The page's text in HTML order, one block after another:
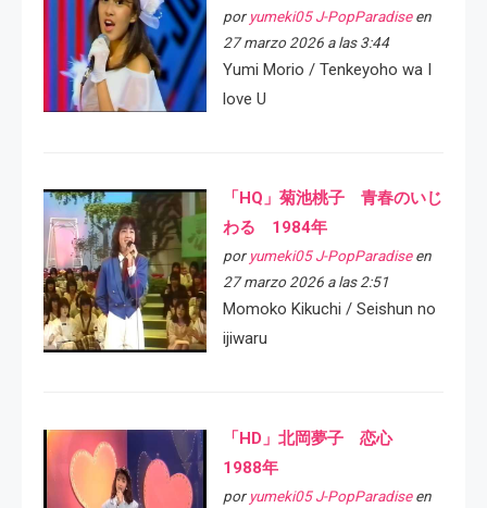
por yumeki05 J-PopParadiseen
27 marzo 2026 a las 3:44
Yumi Morio / Tenkeyoho wa I
love U
「HQ」菊池桃子 青春のいじ
わる 1984年
por yumeki05 J-PopParadiseen
27 marzo 2026 a las 2:51
Momoko Kikuchi / Seishun no
ijiwaru
「HD」北岡夢子 恋心
1988年
por yumeki05 J-PopParadiseen